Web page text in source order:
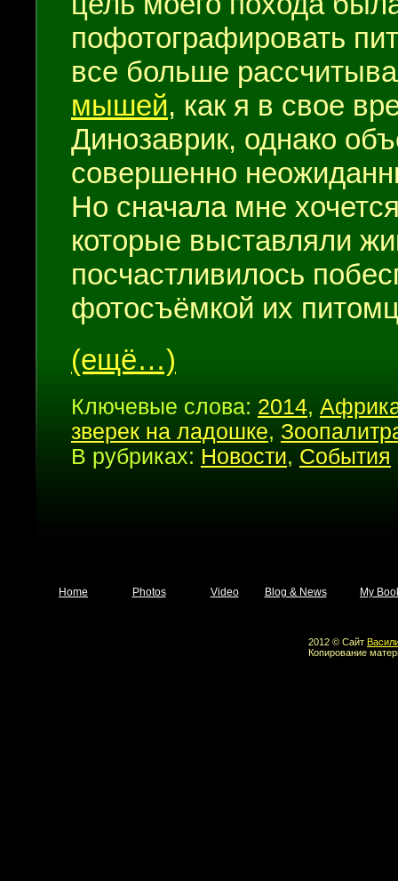
пофотографировать
все больше
мышей, как я в свое
Динозаврик, однако
совершенно
Но сначала мне
которые выставляли
посчастливилось
фотосъёмкой их
(ещё…)
Ключевые слова: 2014,
зверек на ладошке,
В рубриках: Новости, События
Home Photos Video Blog & News My
2012 © Сайт
Копирование